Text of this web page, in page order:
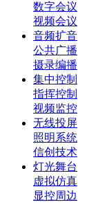
数字会议
视频会议
音频扩音
公共广播
摄录编播
集中控制
指挥控制
视频监控
无线投屏
照明系统
信创技术
灯光舞台
虚拟仿真
显控周边